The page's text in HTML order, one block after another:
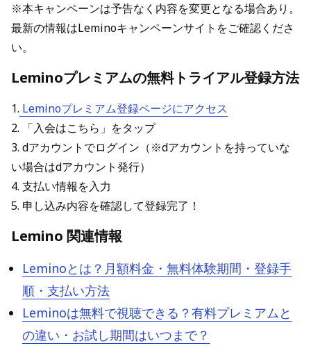
※本キャンペーンは予告なく内容を変更となる場合あり。
最新の情報はLeminoキャンペーンサイトをご確認くださ
い。
Leminoプレミアムの無料トライアル登録方法
1. Leminoプレミアム登録ページにアクセス
2. 「入会はこちら」をタップ
3. dアカウントでログイン（※dアカウントを持っていな
い場合はdアカウント発行）
4. 支払い情報を入力
5. 申し込み内容を確認して登録完了！
Lemino 関連情報
Leminoとは？月額料金・無料体験期間・登録手
順・支払い方法
Leminoは無料で視聴できる？有料プレミアムと
の違い・お試し期間はいつまで？